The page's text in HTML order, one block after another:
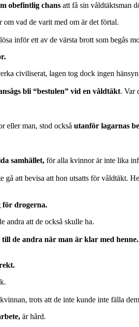
obefintlig chans att få sin våldtäktsman
om vad de varit med om är det förtal.
inför ett av de värsta brott som begås
civiliserat, lagen tog dock ingen
bli “bestulen” vid en våldtäkt. Var
eller man, stod också utanför lagarnas
samhället, för alla kvinnor är inte lika
gå att bevisa att hon utsatts för våldtäkt.
för drogerna.
andra att de också skulle ha.
de andra när man är klar med henne.
trots att de inte kunde inte fälla
är hård.